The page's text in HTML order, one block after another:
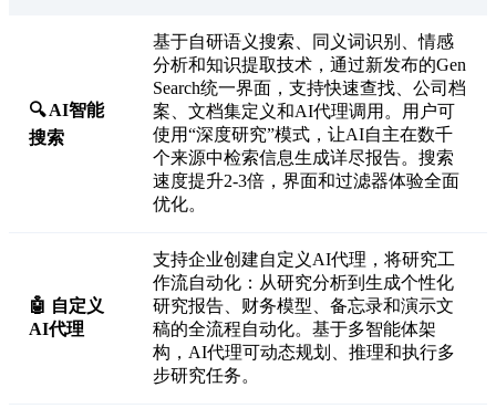
🔍 AI智能
搜索
基于自研语义搜索、同义词识别、情感
分析和知识提取技术，通过新发布的Gen
Search统一界面，支持快速查找、公司档
案、文档集定义和AI代理调用。用户可
使用“深度研究”模式，让AI自主在数千
个来源中检索信息生成详尽报告。搜索
速度提升2-3倍，界面和过滤器体验全面
优化。
🤖 自定义
AI代理
支持企业创建自定义AI代理，将研究工
作流自动化：从研究分析到生成个性化
研究报告、财务模型、备忘录和演示文
稿的全流程自动化。基于多智能体架
构，AI代理可动态规划、推理和执行多
步研究任务。